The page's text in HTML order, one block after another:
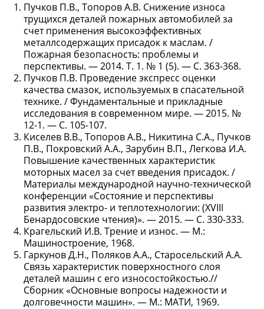
Пучков П.В., Топоров А.В. Снижение износа
трущихся деталей пожарных автомобилей за
счет применения высокоэффективных
металлсодержащих присадок к маслам. /
Пожарная безопасность: проблемы и
перспективы. — 2014. Т. 1. № 1 (5). — С. 363-368.
Пучков П.В. Проведение экспресс оценки
качества смазок, используемых в спасательной
технике. / Фундаментальные и прикладные
исследования в современном мире. — 2015. №
12-1. — С. 105-107.
Киселев В.В., Топоров А.В., Никитина С.А., Пучков
П.В., Покровский А.А., Зарубин В.П., Легкова И.А.
Повышение качественных характеристик
моторных масел за счет введения присадок. /
Материалы международной научно-технической
конференции «Состояние и перспективы
развития электро- и теплотехнологии: (XVIII
Бенардосовские чтения)». — 2015. — С. 330-333.
Крагельский И.В. Трение и износ. — М.:
Машиностроение, 1968.
Гаркунов Д.Н., Поляков А.А., Старосельский А.А.
Связь характеристик поверхностного слоя
деталей машин с его износостойкостью.//
Сборник «Основные вопросы надежности и
долговечности машин». — М.: МАТИ, 1969.